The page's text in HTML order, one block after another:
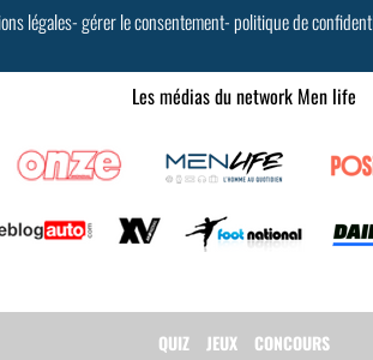
légales-gérer le consentement-politique de
Les médias du network Men life
QUIZ JEUX CONCOURS